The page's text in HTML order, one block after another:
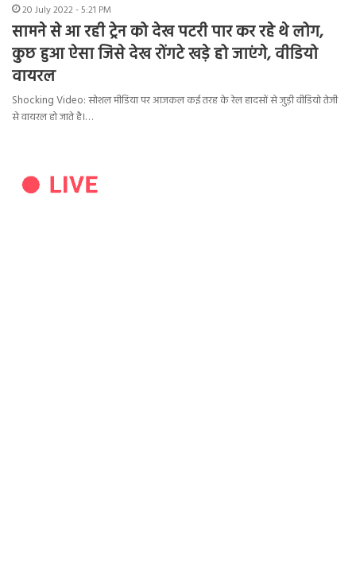
20 July 2022 - 5:21 PM
सामने से आ रही ट्रेन को देख पटरी पार कर रहे थे लोग,
कुछ हुआ ऐसा जिसे देख रोंगटे खड़े हो जाएंगे, वीडियो
वायरल
Shocking Video: सोशल मीडिया पर आजकल कई तरह के रेल हादसों से जुड़ी वीडियो तेजी
से वायरल हो जाते है।…